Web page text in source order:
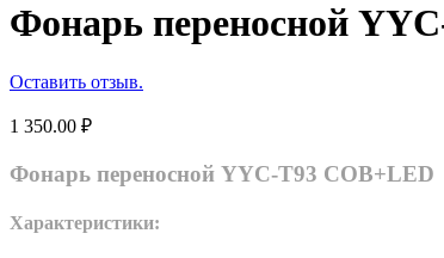
Фонарь переносной
Оставить отзыв.
1 350.00 ₽
Фонарь переносной YYC-T93 COB+LED
Характеристики: